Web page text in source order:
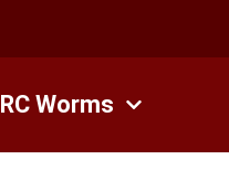
RC Worms